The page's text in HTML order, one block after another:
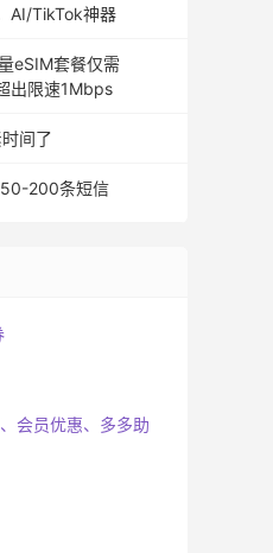
AI/TikTok神器
eSIM套餐仅需
出限速1Mbps
间了
200条短信
会员优惠、多多助